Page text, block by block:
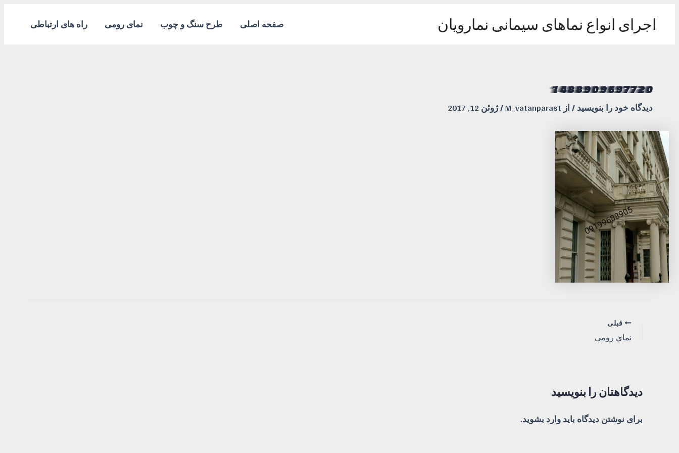
اجرای انواع نماهای سیمانی نمارویان صفحه اصلی طرح سنگ و چوب نمای رومی راه های ارتباطی
1488909697720
دیدگاه‌ خود را بنویسید/ ازM_vatanparast
/ژوئن 12, 2017
پیمایش
نوشته
قبلی
نمای رومی
دیدگاهتان را بنویسید
برای نوشتن دیدگاه بایدوارد بشوید.